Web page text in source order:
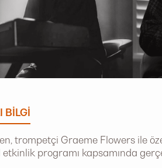
BILGI
trompetçi Graeme Flowers ile
etkinlik programı kapsamında